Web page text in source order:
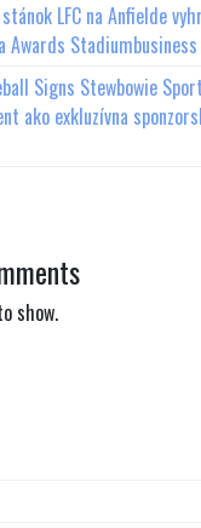
LFC na Anfielde
Awards
Signs Stewbowie
ako exkluzívna
show.